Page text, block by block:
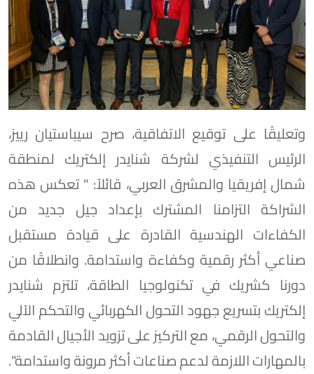
وتعليقًا على توقيع الاتفاقية، صرح سيباستيان رييز،
الرئيس التنفيذي لشركة شنايدر إلكتريك لمنطقة
شمال إفريقيا والمشرق العربي، قائلاً: " تعكس هذه
الشراكة التزامنا المشترك بإعداد جيل جديد من
الكفاءات الهندسية القادرة على قيادة مستقبل
صناعي أكثر رقمية وكفاءة واستدامة. وانطلاقًا من
دورنا كشريك في تكنولوجيا الطاقة، تلتزم شنايدر
إلكتريك بتسريع جهود التحول الكهربائي والتحكم الآلي
والتحول الرقمي، مع التركيز على تزويد الأجيال القادمة
بالمهارات اللازمة لدعم صناعات أكثر مرونة واستدامة".